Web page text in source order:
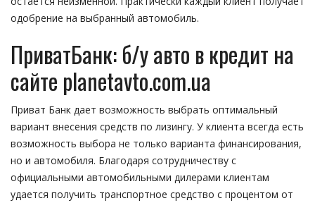
одобрение на выбранный автомобиль.
ПриватБанк: б/у авто в кредит на
сайте planetavto.com.ua
Приват Банк дает возможность выбрать оптимальный
вариант внесения средств по лизингу. У клиента всегда есть
возможность выбора не только варианта финансирования,
но и автомобиля. Благодаря сотрудничеству с
официальными автомобильными дилерами клиентам
удается получить транспортное средство с процентом от